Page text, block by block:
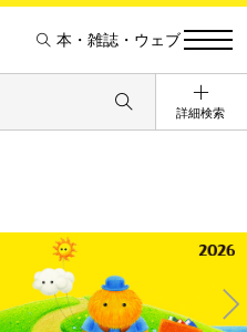
本・雑誌・ウェブ
詳細検索